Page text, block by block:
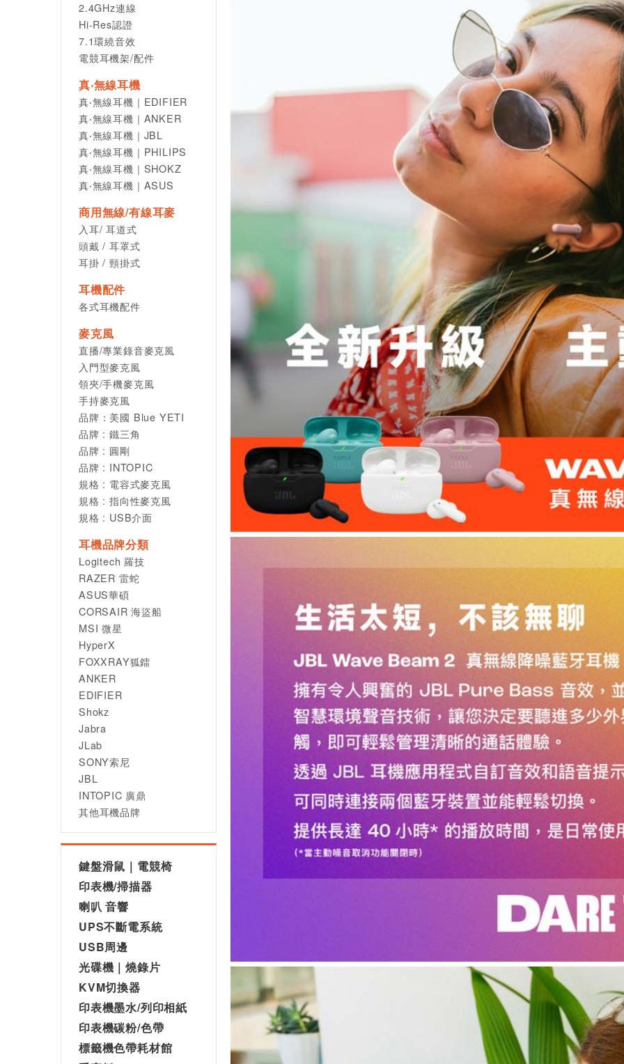
2.4GHz連線
Hi-Res認證
7.1環繞音效
電競耳機架/配件
真‧無線耳機
真‧無線耳機｜EDIFIER
真‧無線耳機｜ANKER
真‧無線耳機｜JBL
真‧無線耳機｜PHILIPS
真‧無線耳機｜SHOKZ
真‧無線耳機｜ASUS
商用無線/有線耳麥
入耳/ 耳道式
頭戴 / 耳罩式
耳掛 / 頸掛式
耳機配件
各式耳機配件
麥克風
直播/專業錄音麥克風
入門型麥克風
領夾/手機麥克風
手持麥克風
品牌：美國 Blue YETI
品牌 : 鐵三角
品牌 : 圓剛
品牌 : INTOPIC
規格 : 電容式麥克風
規格 : 指向性麥克風
規格 : USB介面
耳機品牌分類
Logitech 羅技
RAZER 雷蛇
ASUS華碩
CORSAIR 海盜船
MSI 微星
HyperX
FOXXRAY狐鐳
ANKER
EDIFIER
Shokz
Jabra
JLab
SONY索尼
JBL
INTOPIC 廣鼎
其他耳機品牌
鍵盤滑鼠｜電競椅
印表機/掃描器
喇叭 音響
UPS不斷電系統
USB周邊
光碟機｜燒錄片
KVM切換器
印表機墨水/列印相紙
印表機碳粉/色帶
標籤機色帶耗材館